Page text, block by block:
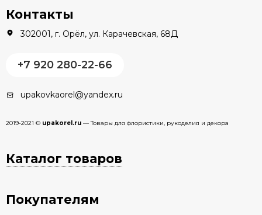
Контакты
302001, г. Орёл, ул. Карачевская, 68Д
+7 920 280-22-66
upakovkaorel@yandex.ru
2019-2021 © upakorel.ru — Товары для флористики, рукоделия и декора
Каталог товаров
Покупателям